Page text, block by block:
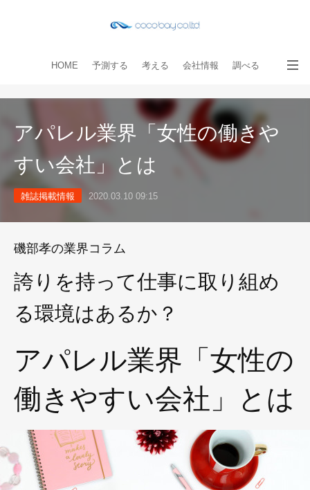
HOME 予測する 考える 会社情報 調べる
出版物 手伝う お問い合わせ
アパレル業界「女性の働きや
すい会社」とは
雑誌掲載情報 2020.03.10 09:15
磯部孝の業界コラム
誇りを持って仕事に取り組め
る環境はあるか？
アパレル業界「女性の
働きやすい会社」とは